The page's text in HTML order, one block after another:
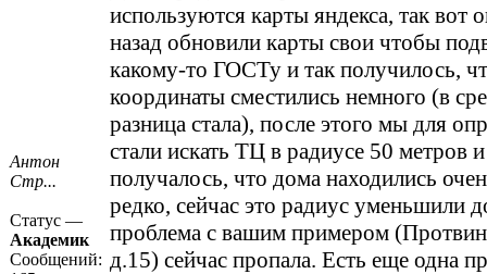
Антон
Стр...
Статус —
Академик
Сообщений:
используются карты яндекса, так вот
назад обновили карты свои чтобы
какому-то ГОСТу и так получилось,
координаты сместились немного (в
разница стала), после этого мы для
стали искать ТЦ в радиусе 50 метров
получалось, что дома находились
редко, сейчас это радиус уменьшили
проблема с вашим примером
д.15) сейчас пропала. Есть еще одна